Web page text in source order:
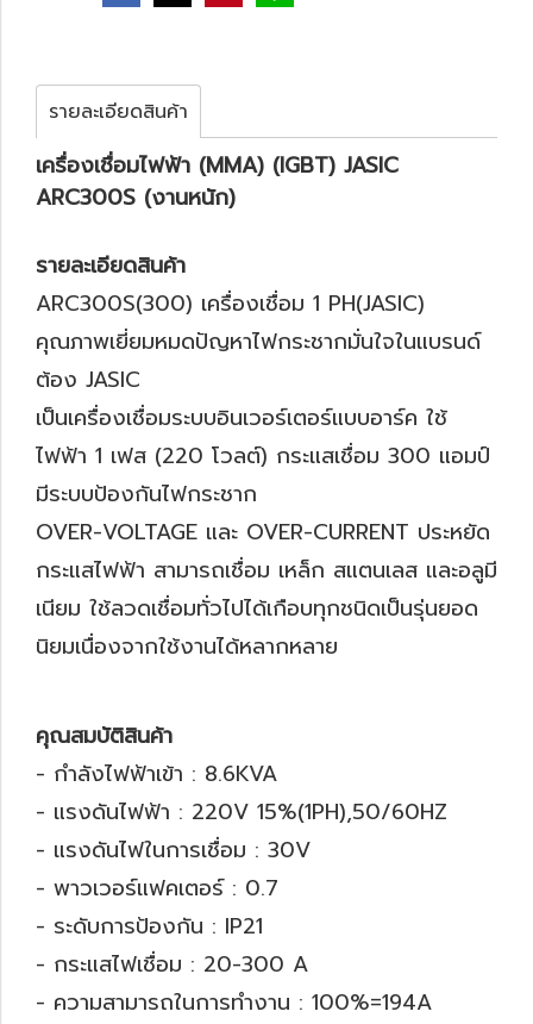
รายละเอียดสินค้า
เครื่องเชื่อมไฟฟ้า (MMA) (IGBT) JASIC
ARC300S (งานหนัก)
รายละเอียดสินค้า
ARC300S(300) เครื่องเชื่อม 1 PH(JASIC)
คุณภาพเยี่ยมหมดปัญหาไฟกระชากมั่นใจในแบรนด์
ต้อง JASIC
เป็นเครื่องเชื่อมระบบอินเวอร์เตอร์แบบอาร์ค ใช้
ไฟฟ้า 1 เฟส (220 โวลต์) กระแสเชื่อม 300 แอมป์
มีระบบป้องกันไฟกระชาก
OVER-VOLTAGE และ OVER-CURRENT ประหยัด
กระแสไฟฟ้า สามารถเชื่อม เหล็ก สแตนเลส และอลูมี
เนียม ใช้ลวดเชื่อมทั่วไปได้เกือบทุกชนิดเป็นรุ่นยอด
นิยมเนื่องจากใช้งานได้หลากหลาย
คุณสมบัติสินค้า
- กำลังไฟฟ้าเข้า : 8.6KVA
- แรงดันไฟฟ้า : 220V 15%(1PH),50/60HZ
- แรงดันไฟในการเชื่อม : 30V
- พาวเวอร์แฟคเตอร์ : 0.7
- ระดับการป้องกัน : IP21
- กระแสไฟเชื่อม : 20-300 A
- ความสามารถในการทำงาน : 100%=194A